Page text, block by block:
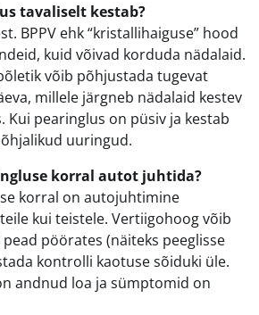
tavaliselt kestab?
BPPV ehk “kristallihaiguse” hood
kuid võivad korduda nädalaid.
võib põhjustada tugevat
millele järgneb nädalaid kestev
Kui pearinglus on püsiv ja kestab
uuringud.
korral autot juhtida?
korral on autojuhtimine
kui teistele. Vertiigohoog võib
pöörates (näiteks peeglisse
kontrolli kaotuse sõiduki üle.
andnud loa ja sümptomid on